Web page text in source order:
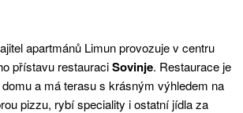
apartmánů Limun provozuje v centru
přístavu restauraciSovinje. Restaurace je
a má terasu s krásným výhledem na
pizzu, rybí speciality i ostatní jídla za